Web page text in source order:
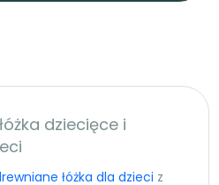
dziecięce i
łóżka dla dzieci z